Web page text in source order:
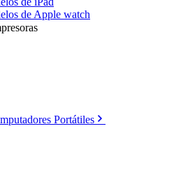
de Apple watch
Portátiles